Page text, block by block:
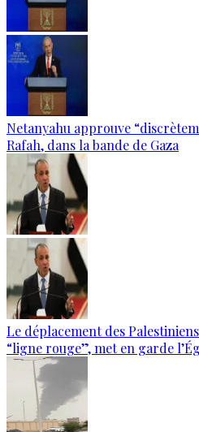
Netanyahu approuve
Rafah, dans la bande de Gaza
Le déplacement des
“ligne rouge”, met en garde